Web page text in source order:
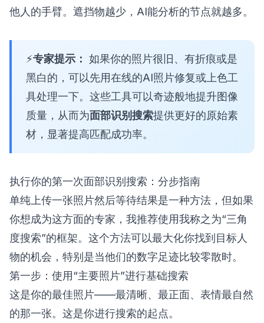
他人的手臂。遮挡物越少，AI能分析的节点就越多。
专家提示： 如果你的照片很旧、有折痕或是
黑白的，可以先用在线的AI照片修复或上色工
具处理一下。这些工具可以奇迹般地提升图像
质量，从而为面部识别搜索提供更好的原始素
材，显著提高匹配成功率。
执行你的第一次面部识别搜索：分步指南
单纯上传一张照片然后等待结果是一种方法，但如果
你想成为这方面的专家，我推荐使用我称之为“三角
度搜索”的框架。这个方法可以最大化你找到目标人
物的机会，特别是当他们的数字足迹比较零散时。
第一步：使用“主要照片”进行基础搜索
这是你的最佳照片——最清晰、最正面、表情最自然
的那一张。这是你进行搜索的起点。